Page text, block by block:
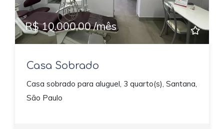
R$ 10.000,00 /mês
Casa Sobrado
Casa sobrado para aluguel, 3 quarto(s), Santana,
São Paulo